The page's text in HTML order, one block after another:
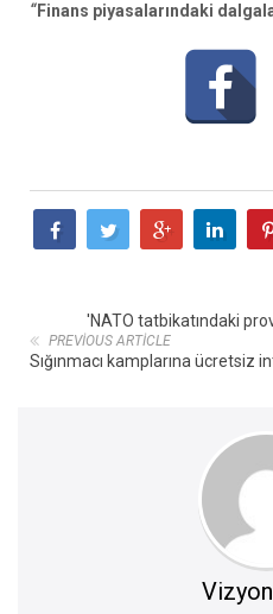
“Finans piyasalarındaki
'NATO tatbikatındaki
PREVIOUS ARTICLE
Sığınmacı kamplarına ücretsiz